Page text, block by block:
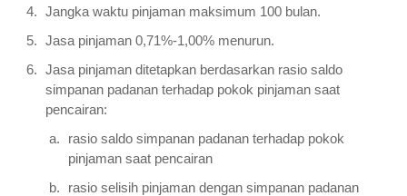
Jangka waktu pinjaman maksimum 100 bulan.
Jasa pinjaman 0,71%-1,00% menurun.
Jasa pinjaman ditetapkan berdasarkan rasio saldo
simpanan padanan terhadap pokok pinjaman saat
pencairan:
rasio saldo simpanan padanan terhadap pokok
pinjaman saat pencairan
rasio selisih pinjaman dengan simpanan padanan